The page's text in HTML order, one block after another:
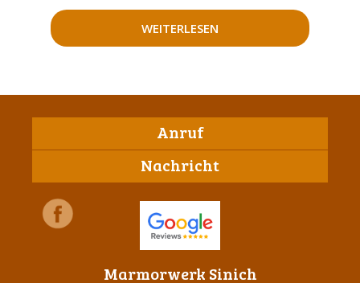
WEITERLESEN
Anruf
Nachricht
Marmorwerk Sinich